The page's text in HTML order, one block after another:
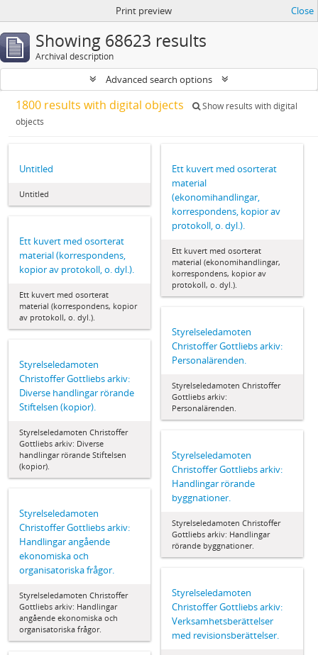
Print preview Close
Showing 68623 results
Archival description
Advanced search options
1800 results with digital objects
Show results with digital
objects
Untitled
Untitled
Ett kuvert med osorterat
material
(ekonomihandlingar,
korrespondens, kopior av
protokoll, o. dyl.).
Ett kuvert med osorterat
material (ekonomihandlingar,
korrespondens, kopior av
protokoll, o. dyl.).
Ett kuvert med osorterat
material (korrespondens,
kopior av protokoll, o. dyl.).
Ett kuvert med osorterat
material (korrespondens, kopior
av protokoll, o. dyl.).
Styrelseledamoten
Christoffer Gottliebs arkiv:
Personalärenden.
Styrelseledamoten Christoffer
Gottliebs arkiv:
Personalärenden.
Styrelseledamoten
Christoffer Gottliebs arkiv:
Diverse handlingar rörande
Stiftelsen (kopior).
Styrelseledamoten Christoffer
Gottliebs arkiv: Diverse
handlingar rörande Stiftelsen
(kopior).
Styrelseledamoten
Christoffer Gottliebs arkiv:
Handlingar rörande
byggnationer.
Styrelseledamoten Christoffer
Gottliebs arkiv: Handlingar
rörande byggnationer.
Styrelseledamoten
Christoffer Gottliebs arkiv:
Handlingar angående
ekonomiska och
organisatoriska frågor.
Styrelseledamoten Christoffer
Gottliebs arkiv: Handlingar
angående ekonomiska och
organisatoriska frågor.
Styrelseledamoten
Christoffer Gottliebs arkiv:
Verksamhetsberättelser
med revisionsberättelser.